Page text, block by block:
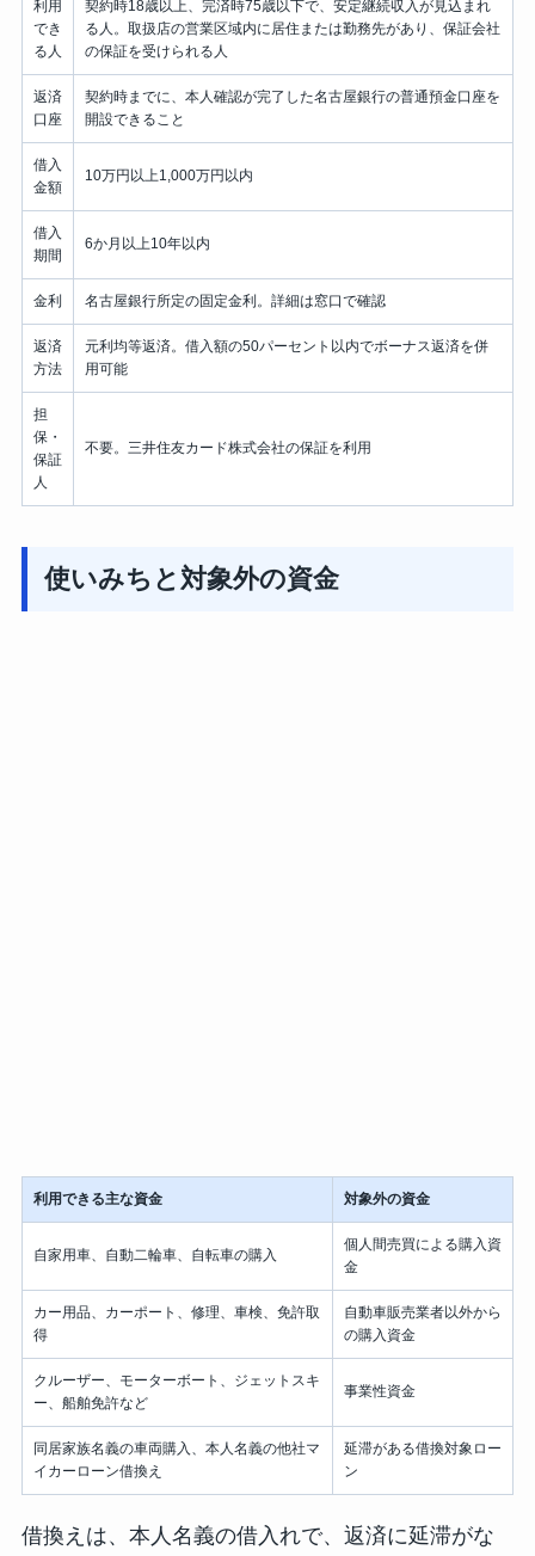
利用
でき
る人
契約時18歳以上、完済時75歳以下で、安定継続収入が見込まれ
る人。取扱店の営業区域内に居住または勤務先があり、保証会社
の保証を受けられる人
返済
口座
契約時までに、本人確認が完了した名古屋銀行の普通預金口座を
開設できること
借入
金額
10万円以上1,000万円以内
借入
期間
6か月以上10年以内
金利 名古屋銀行所定の固定金利。詳細は窓口で確認
返済
方法
元利均等返済。借入額の50パーセント以内でボーナス返済を併
用可能
担
保・
保証
人
不要。三井住友カード株式会社の保証を利用
使いみちと対象外の資金
利用できる主な資金 対象外の資金
自家用車、自動二輪車、自転車の購入
個人間売買による購入資
金
カー用品、カーポート、修理、車検、免許取
得
自動車販売業者以外から
の購入資金
クルーザー、モーターボート、ジェットスキ
ー、船舶免許など
事業性資金
同居家族名義の車両購入、本人名義の他社マ
イカーローン借換え
延滞がある借換対象ロー
ン
借換えは、本人名義の借入れで、返済に延滞がな